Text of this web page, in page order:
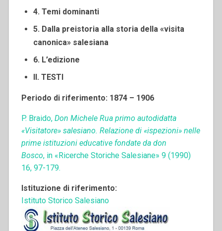
4. Temi dominanti
5. Dalla preistoria alla storia della «visita
canonica» salesiana
6. L’edizione
II. TESTI
Periodo di riferimento: 1874 – 1906
P. Braido, Don Michele Rua primo autodidatta
«Visitatore» salesiano. Relazione di «ispezioni» nelle
prime istituzioni educative fondate da don
Bosco, in «Ricerche Storiche Salesiane» 9 (1990)
16, 97-179.
Istituzione di riferimento:
Istituto Storico Salesiano